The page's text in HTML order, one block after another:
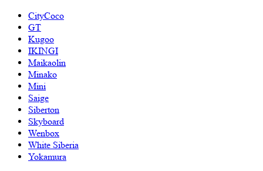
CityCoco
GT
Kugoo
IKINGI
Maikaolin
Minako
Mini
Saige
Siberton
Skyboard
Wenbox
White Siberia
Yokamura